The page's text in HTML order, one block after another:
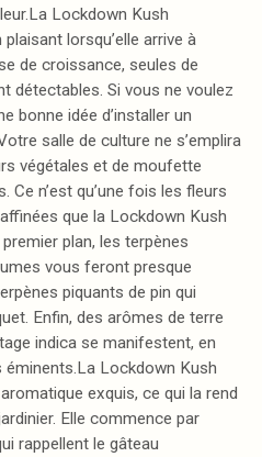
Lockdown Kush
lorsqu’elle arrive à
de croissance, seules de
détectables. Si vous ne voulez
bonne idée d’installer un
salle de culture ne s’emplira
végétales et de moufette
Ce n’est qu’une fois les fleurs
que la Lockdown Kush
plan, les terpènes
vous feront presque
piquants de pin qui
Enfin, des arômes de terre
indica se manifestent, en
Lockdown Kush
exquis, ce qui la rend
Elle commence par
rappellent le gâteau